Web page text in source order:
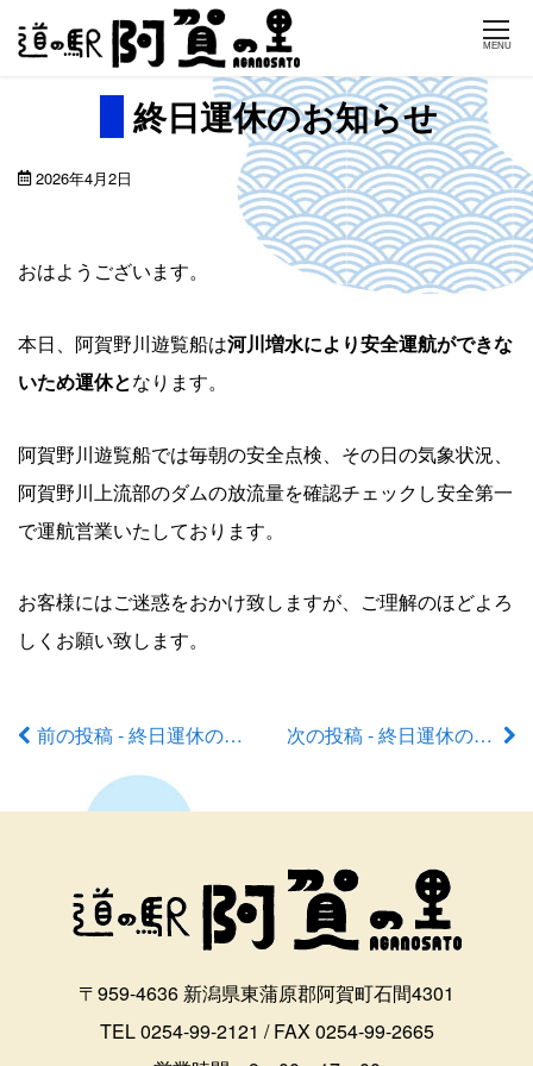
Skip
MENU
終日運休のお知らせ
2026年4月2日
おはようございます。
本日、阿賀野川遊覧船は河川増水により安全運航ができな
いため運休となります。
阿賀野川遊覧船では毎朝の安全点検、その日の気象状況、
阿賀野川上流部のダムの放流量を確認チェックし安全第一
で運航営業いたしております。
お客様にはご迷惑をおかけ致しますが、ご理解のほどよろ
しくお願い致します。
前前の投稿 - 終日運休のお知らせ 次の投稿 - 終日運休のお知らせ
〒959-4636 新潟県東蒲原郡阿賀町石間4301
TEL 0254-99-2121 / FAX 0254-99-2665